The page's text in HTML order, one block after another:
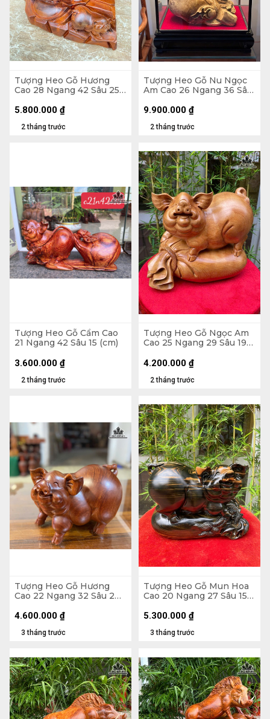
Tượng Heo Gỗ Hương
Cao 28 Ngang 42 Sâu 25
2 tháng trước
5.800.000 ₫
Tượng Heo Gỗ Nu Ngọc
Am Cao 26 Ngang 36 Sâu
x 30 (cm)
2 tháng trước
9.900.000 ₫
Tượng Heo Gỗ Cẩm Cao
21 Ngang 42 Sâu 15 (cm)
2 tháng trước
3.600.000 ₫
Tượng Heo Gỗ Ngọc Am
Cao 25 Ngang 29 Sâu 19
2 tháng trước
4.200.000 ₫
Tượng Heo Gỗ Hương
Cao 22 Ngang 32 Sâu 2
3 tháng trước
4.600.000 ₫
Tượng Heo Gỗ Mun Hoa
Cao 20 Ngang 27 Sâu 15
3 tháng trước
5.300.000 ₫